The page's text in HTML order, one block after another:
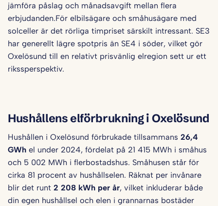
jämföra påslag och månadsavgift mellan flera
erbjudanden.För elbilsägare och småhusägare med
solceller är det rörliga timpriset särskilt intressant. SE3
har generellt lägre spotpris än SE4 i söder, vilket gör
Oxelösund till en relativt prisvänlig elregion sett ur ett
rikssperspektiv.
Hushållens elförbrukning i Oxelösund
Hushållen i Oxelösund förbrukade tillsammans 26,4
GWh el under 2024, fördelat på 21 415 MWh i småhus
och 5 002 MWh i flerbostadshus. Småhusen står för
cirka 81 procent av hushållselen. Räknat per invånare
blir det runt 2 208 kWh per år, vilket inkluderar både
din egen hushållsel och elen i grannarnas bostäder